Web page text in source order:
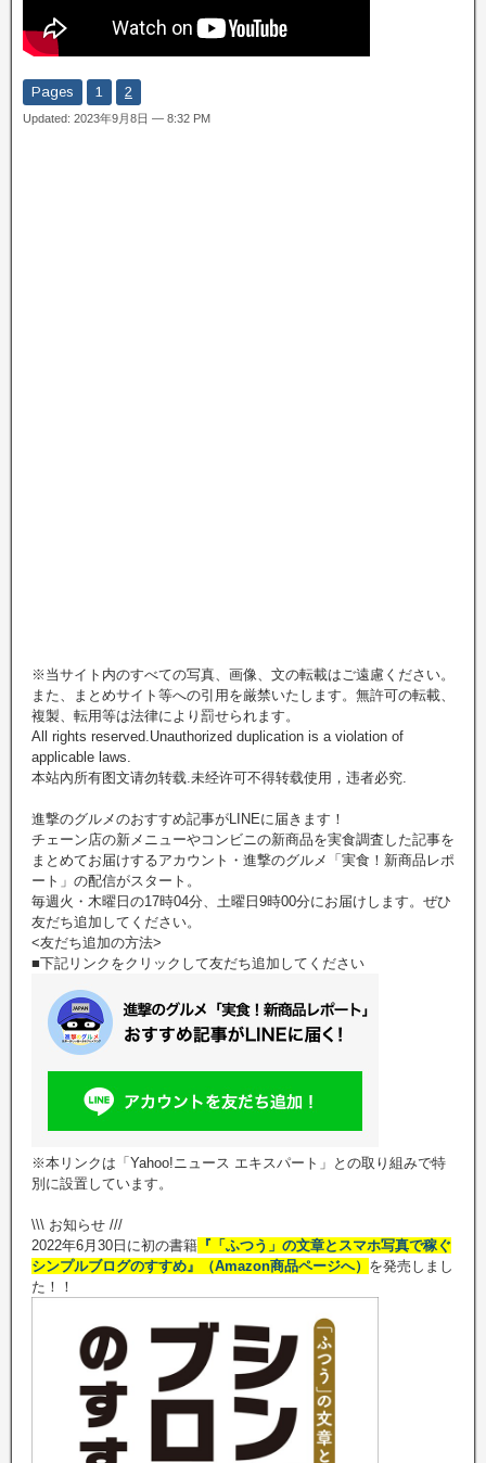
Pages 1 2
Updated: 2023年9月8日 — 8:32 PM
※当サイト内のすべての写真、画像、文の転載はご遠慮ください。
また、まとめサイト等への引用を厳禁いたします。無許可の転載、
複製、転用等は法律により罰せられます。
All rights reserved.Unauthorized duplication is a violation of
applicable laws.
本站內所有图文请勿转载.未经许可不得转载使用，违者必究.
進撃のグルメのおすすめ記事がLINEに届きます！
チェーン店の新メニューやコンビニの新商品を実食調査した記事を
まとめてお届けするアカウント・進撃のグルメ「実食！新商品レポ
ート」の配信がスタート。
毎週火・木曜日の17時04分、土曜日9時00分にお届けします。ぜひ
友だち追加してください。
<友だち追加の方法>
■下記リンクをクリックして友だち追加してください
※本リンクは「Yahoo!ニュース エキスパート」との取り組みで特
別に設置しています。
\\\ お知らせ ///
2022年6月30日に初の書籍 『「ふつう」の文章とスマホ写真で稼ぐ
シンプルブログのすすめ』（Amazon商品ページへ） を発売しまし
た！！